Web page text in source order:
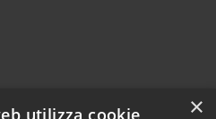
×
utilizza cookie